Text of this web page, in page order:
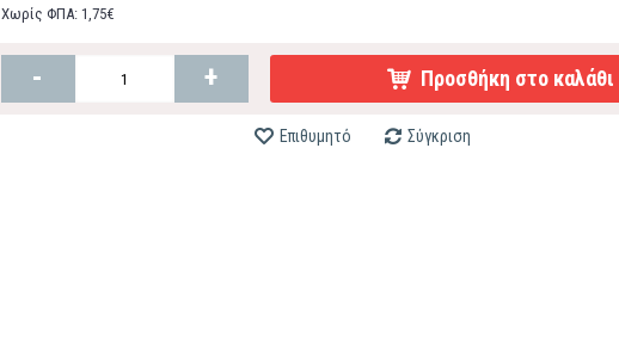
Χωρίς ΦΠΑ: 1,75€
- + Προσθήκη στο καλάθι
Επιθυμητό Σύγκριση